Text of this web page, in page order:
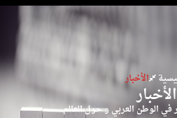
الأخبار
العربي و حول العالم